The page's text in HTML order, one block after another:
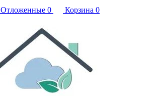
Отложенные 0 Корзина 0